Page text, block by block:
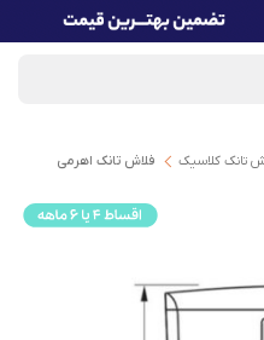
تانک کلاسیک فلاش تانک اهرمی